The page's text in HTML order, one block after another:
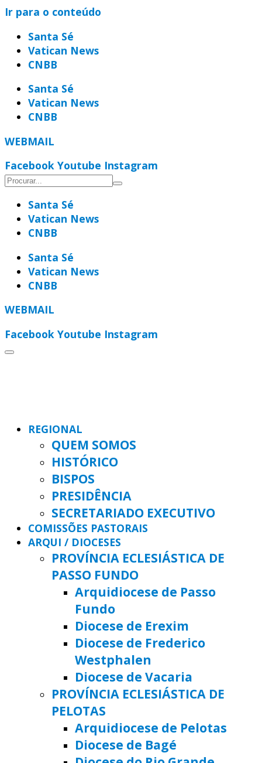
Ir para o conteúdo
Santa Sé
Vatican News
CNBB
Santa Sé
Vatican News
CNBB
WEBMAIL
Facebook Youtube Instagram
Santa Sé
Vatican News
CNBB
Santa Sé
Vatican News
CNBB
WEBMAIL
Facebook Youtube Instagram
REGIONAL
QUEM SOMOS
HISTÓRICO
BISPOS
PRESIDÊNCIA
SECRETARIADO EXECUTIVO
COMISSÕES PASTORAIS
ARQUI / DIOCESES
PROVÍNCIA ECLESIÁSTICA DE
PASSO FUNDO
Arquidiocese de Passo
Fundo
Diocese de Erexim
Diocese de Frederico
Westphalen
Diocese de Vacaria
PROVÍNCIA ECLESIÁSTICA DE
PELOTAS
Arquidiocese de Pelotas
Diocese de Bagé